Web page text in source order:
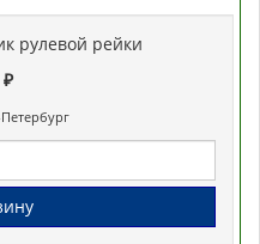
рулевой рейки
₽